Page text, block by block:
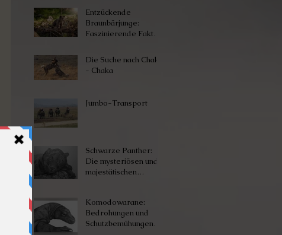
Entzückende
Braunbärjunge:
Faszinierende Fakten
Die Suche nach Chaka
- Chaka
Jumbo-Transport
Schwarze Panther:
Die mysteriösen und
majestätischen
Komodowarane:
Bedrohungen und
Schutzbemühungen